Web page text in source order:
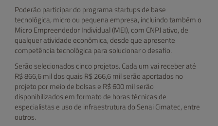
Poderão participar do programa startups de base
tecnológica, micro ou pequena empresa, incluindo também o
Micro Empreendedor Individual (MEI), com CNPJ ativo, de
qualquer atividade econômica, desde que apresente
competência tecnológica para solucionar o desafio.
Serão selecionados cinco projetos. Cada um vai receber até
R$ 866,6 mil dos quais R$ 266,6 mil serão aportados no
projeto por meio de bolsas e R$ 600 mil serão
disponibilizados em formato de horas técnicas de
especialistas e uso de infraestrutura do Senai Cimatec, entre
outros.